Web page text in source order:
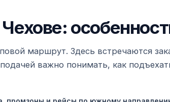
маршрут. Здесь встречаются
важно понимать, как